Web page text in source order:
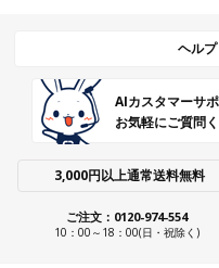
ヘル
AIカスタマーサ
お気軽にご質問く
3,000円以上通常送料無料
ご注文：0120-974-554
10：00～18：00(日・祝除く)